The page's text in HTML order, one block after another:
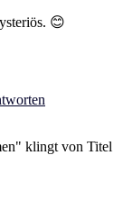
😊
klingt von Titel